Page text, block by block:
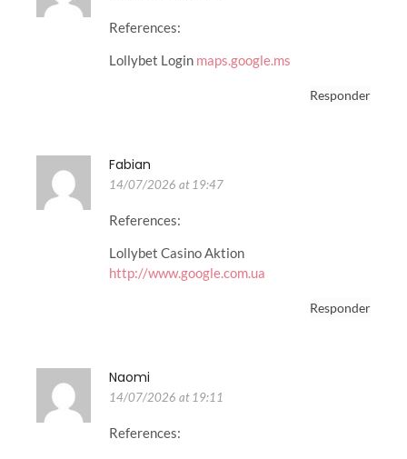
References:
Lollybet Login maps.google.ms
Responder
Fabian
14/07/2026 at 19:47
References:
Lollybet Casino Aktion
http://www.google.com.ua
Responder
Naomi
14/07/2026 at 19:11
References: